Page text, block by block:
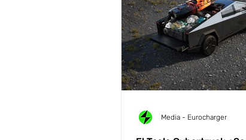
Media - Eurocharger